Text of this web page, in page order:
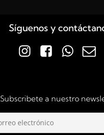
Síguenos y
Subscribete a nuestro